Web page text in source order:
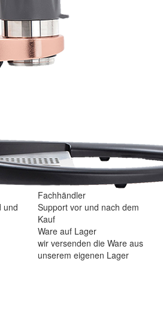
und
Fachhändler
Support vor und nach dem
Kauf
Ware auf Lager
wir versenden die Ware aus
unserem eigenen Lager